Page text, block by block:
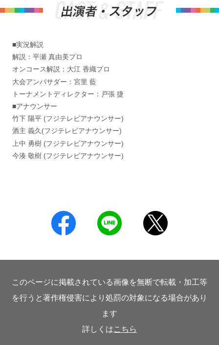
■実況解説
解説：平瀬 真由美プロ
オンコース解説：大江 香織プロ
大会アンバサダー：宮里 藍
トーナメントディレクター：戸張 捷
■アナウンサー
竹下 陽平 (フジテレビアナウンサー)
酒主 義久(フジテレビアナウンサー)
上中 勇樹 (フジテレビアナウンサー)
今湊 敬樹 (フジテレビアナウンサー)
このページに掲載されている画像を無断で転載・加工等
を行うと著作権侵害により処罰の対象になる場合があり
ます
詳しくはこちら